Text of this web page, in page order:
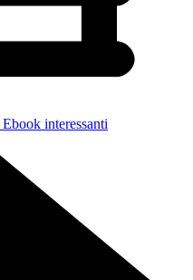
Ebook interessanti